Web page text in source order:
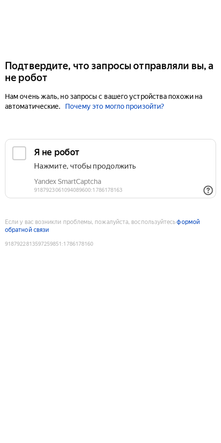
Подтвердите, что запросы отправляли вы, а
не робот
Нам очень жаль, но запросы с вашего устройства похожи на
автоматические.
Почему это могло произойти?
Если у вас возникли проблемы, пожалуйста, воспользуйтесьформой
обратной связи
9187922813597259851 :1786178160